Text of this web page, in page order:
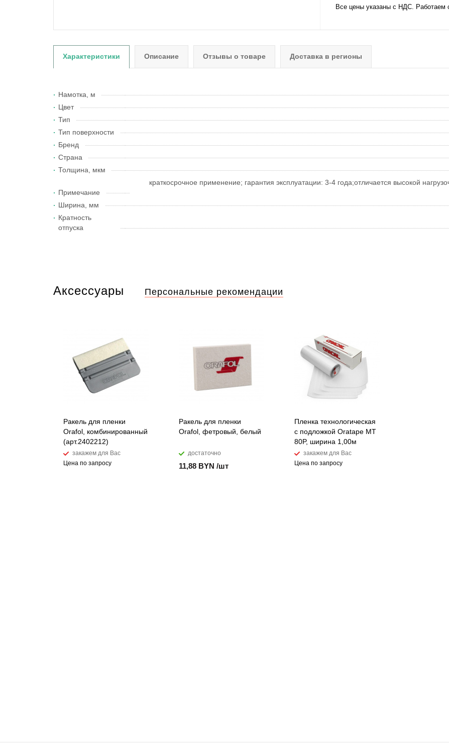
Все цены указаны с НДС. Работаем
Характеристики Описание Отзывы о товаре Доставка в регионы
Намотка, м
Цвет
Тип
Тип поверхности
Бренд
Страна
Толщина, мкм
Примечание
краткосрочное применение; гарантия эксплуатации: 3-4 года;отличается высокой
Ширина, мм
Кратность
отпуска
Аксессуары Персональные рекомендации
Ракель для пленки
Orafol, комбинированный
(арт.2402212)
закажем для Вас
Цена по запросу
Ракель для пленки
Orafol, фетровый, белый
достаточно
11,88 BYN /шт
Пленка технологическая
с подложкой Oratape MT
80P, ширина 1,00м
закажем для Вас
Цена по запросу